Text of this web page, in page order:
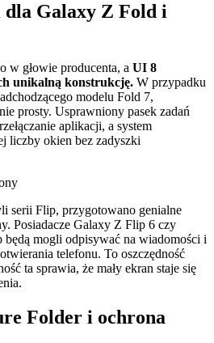
dla Galaxy Z Fold i
w głowie producenta, a UI 8
unikalną konstrukcję. W przypadku
modelu Fold 7,
prosty. Usprawniony pasek zadań
aplikacji, a system
liczby okien bez zadyszki
serii Flip, przygotowano genialne
Posiadacze Galaxy Z Flip 6 czy
będą mogli odpisywać na wiadomości i
telefonu. To oszczędność
ta sprawia, że mały ekran staje się
Folder i ochrona